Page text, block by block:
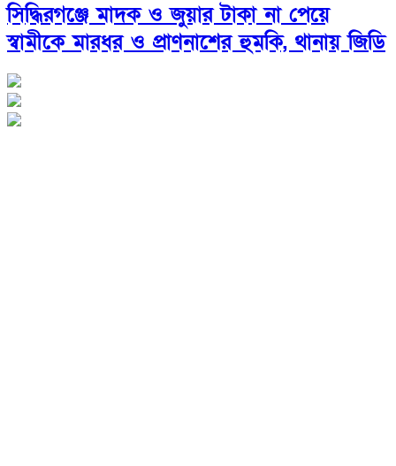
সিদ্ধিরগঞ্জে মাদক ও জুয়ার টাকা না পেয়ে
স্বামীকে মারধর ও প্রাণনাশের হুমকি, থানায় জিডি